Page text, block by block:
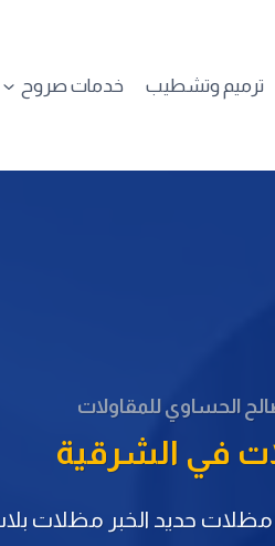
ترميم وتشطيب خدمات صروح
الحساوي للمقاولات
في الشرقية
حديد الخبر مظلات